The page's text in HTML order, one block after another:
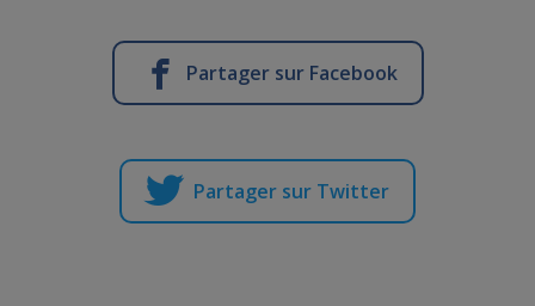
Partager sur Facebook
Partager sur Twitter